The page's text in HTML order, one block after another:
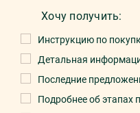
Хочу получить:
Инструкцию по
Детальная
Последние
Подробнее об этапах